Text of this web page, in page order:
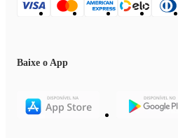
Baixe o App